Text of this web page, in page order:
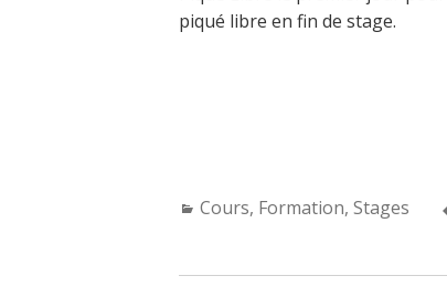
piqué libre en fin de stage.
Categories:
Cours, Formation, Stages